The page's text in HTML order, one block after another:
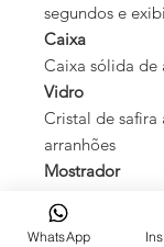
segundos e
Caixa
Caixa sólida de
Vidro
Cristal de safira
arranhões
Mostrador
Aro
WhatsApp